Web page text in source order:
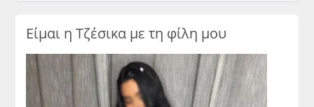
Είμαι η Τζέσικα με τη φίλη μου